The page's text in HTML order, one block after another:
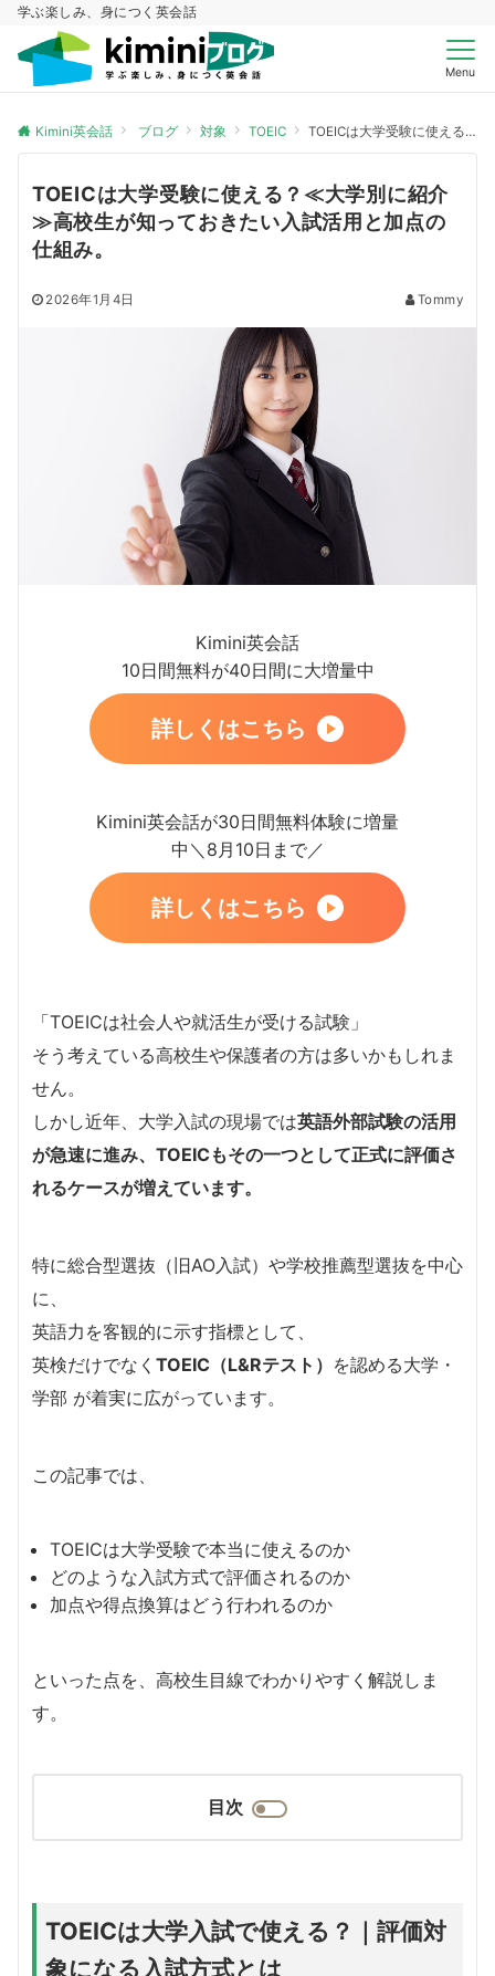
学ぶ楽しみ、身につく英会話
Menu
Kimini英会話 ブログ 対象 TOEIC TOEICは大学受験に使える？≪大学別に紹介≫高校生が知っておきたい入試活用と加点の仕組み。
TOEICは大学受験に使える？≪大学別に紹介
≫高校生が知っておきたい入試活用と加点の
仕組み。
2026年1月4日 Tommy
Kimini英会話
10日間無料が40日間に大増量中
詳しくはこちら
Kimini英会話が30日間無料体験に増量
中＼8月10日まで／
詳しくはこちら
「TOEICは社会人や就活生が受ける試験」
そう考えている高校生や保護者の方は多いかもしれま
せん。
しかし近年、大学入試の現場では英語外部試験の活用
が急速に進み、TOEICもその一つとして正式に評価さ
れるケースが増えています。
特に総合型選抜（旧AO入試）や学校推薦型選抜を中心
に、
英語力を客観的に示す指標として、
英検だけでなく TOEIC（L&Rテスト） を認める大学・
学部 が着実に広がっています。
この記事では、
TOEICは大学受験で本当に使えるのか
どのような入試方式で評価されるのか
加点や得点換算はどう行われるのか
といった点を、高校生目線でわかりやすく解説しま
す。
目次
TOEICは大学入試で使える？｜評価対
象になる入試方式とは